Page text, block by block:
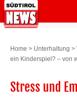
Home > Unterhaltung >
ein Kinderspiel? – von
Stress und